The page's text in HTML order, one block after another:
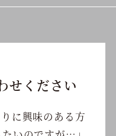
せください
に興味のある方